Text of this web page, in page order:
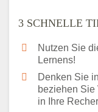
3 SCHNELLE
Nutzen Sie
Lernens!
Denken Sie
beziehen Sie
in Ihre